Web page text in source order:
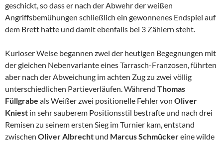
geschickt, so dass er nach der Abwehr der weißen
Angriffsbemühungen schließlich ein gewonnenes Endspiel auf
dem Brett hatte und damit ebenfalls bei 3 Zählern steht.
Kurioser Weise begannen zwei der heutigen Begegnungen mit
der gleichen Nebenvariante eines Tarrasch-Franzosen, führten
aber nach der Abweichung im achten Zug zu zwei völlig
unterschiedlichen Partieverläufen. Während Thomas
Füllgrabe als Weißer zwei positionelle Fehler von Oliver
Kniest in sehr sauberem Positionsstil bestrafte und nach drei
Remisen zu seinem ersten Sieg im Turnier kam, entstand
zwischen Oliver Albrecht und Marcus Schmückereine wilde